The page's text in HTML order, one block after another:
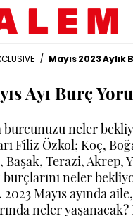
/ Mayıs 2023 Aylık
Ayı Burç
burcunuzu neler
Filiz Özkol; Koç,
Başak, Terazi, Akrep,
burçlarını neler
Mayıs ayında
neler yaşanacak?